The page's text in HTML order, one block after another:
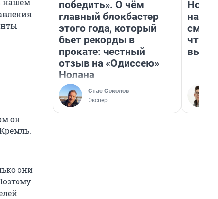
нашем
он
они
победить». О чём
главный блокбастер
этого года, который
бьет рекорды в
прокате: честный
отзыв на «Одиссею»
Нолана
Стас Соколов
Эксперт